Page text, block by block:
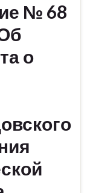
№ 68
о